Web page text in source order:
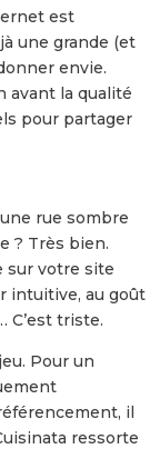
est
une grande (et
envie.
avant la qualité
pour partager
rue sombre
? Très bien.
sur votre site
intuitive, au goût
C’est triste.
Pour un
il
ressorte